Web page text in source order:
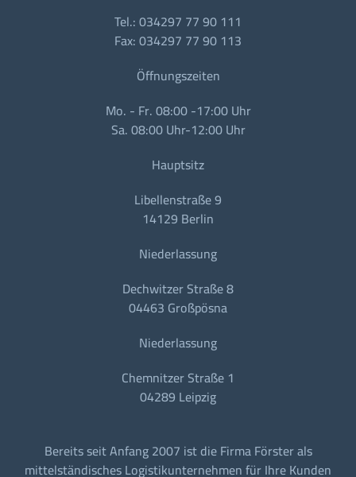
Tel.: 034297 77 90 111
Fax: 034297 77 90 113
Öffnungszeiten
Mo. - Fr. 08:00 -17:00 Uhr
Sa. 08:00 Uhr-12:00 Uhr
Hauptsitz
Libellenstraße 9
14129 Berlin
Niederlassung
Dechwitzer Straße 8
04463 Großpösna
Niederlassung
Chemnitzer Straße 1
04289 Leipzig
Bereits seit Anfang 2007 ist die Firma Förster als
mittelständisches Logistikunternehmen für Ihre Kunden